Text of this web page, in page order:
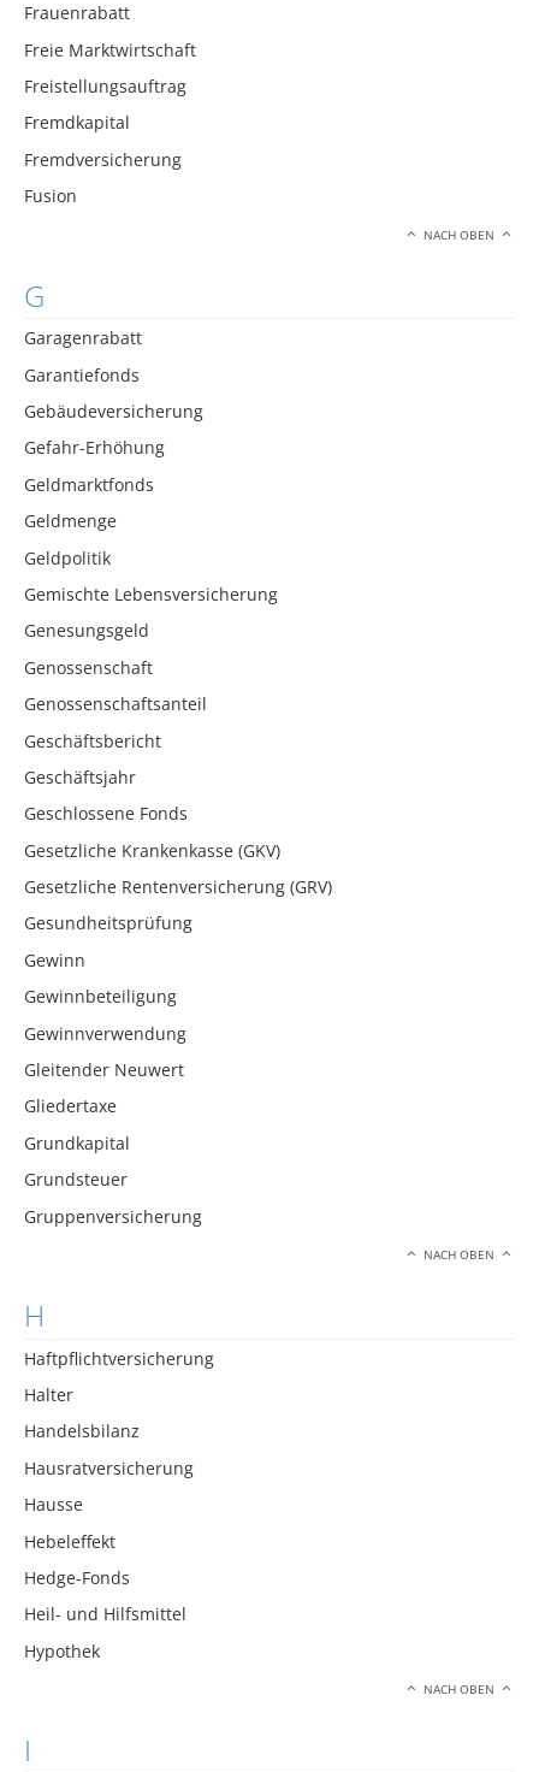
Frauenrabatt
Freie Marktwirtschaft
Freistellungsauftrag
Fremdkapital
Fremdversicherung
Fusion
NACH OBEN
G
Garagenrabatt
Garantiefonds
Gebäudeversicherung
Gefahr-Erhöhung
Geldmarktfonds
Geldmenge
Geldpolitik
Gemischte Lebensversicherung
Genesungsgeld
Genossenschaft
Genossenschaftsanteil
Geschäftsbericht
Geschäftsjahr
Geschlossene Fonds
Gesetzliche Krankenkasse (GKV)
Gesetzliche Rentenversicherung (GRV)
Gesundheitsprüfung
Gewinn
Gewinnbeteiligung
Gewinnverwendung
Gleitender Neuwert
Gliedertaxe
Grundkapital
Grundsteuer
Gruppenversicherung
NACH OBEN
H
Haftpflichtversicherung
Halter
Handelsbilanz
Hausratversicherung
Hausse
Hebeleffekt
Hedge-Fonds
Heil- und Hilfsmittel
Hypothek
NACH OBEN
I